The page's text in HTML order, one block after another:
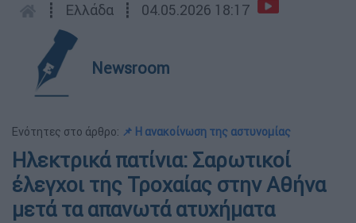
┋ Ελλάδα ┋ 04.05.2026 18:17
Newsroom
Ενότητες στο άρθρο: 📌 Η ανακοίνωση της αστυνομίας
Ηλεκτρικά πατίνια: Σαρωτικοί
έλεγχοι της Τροχαίας στην Αθήνα
μετά τα απανωτά ατυχήματα